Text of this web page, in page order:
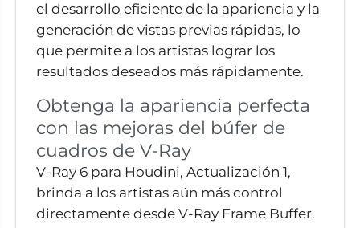
el desarrollo eficiente de la apariencia y la
generación de vistas previas rápidas, lo
que permite a los artistas lograr los
resultados deseados más rápidamente.
Obtenga la apariencia perfecta
con las mejoras del búfer de
cuadros de V-Ray
V-Ray 6 para Houdini, Actualización 1,
brinda a los artistas aún más control
directamente desde V-Ray Frame Buffer.